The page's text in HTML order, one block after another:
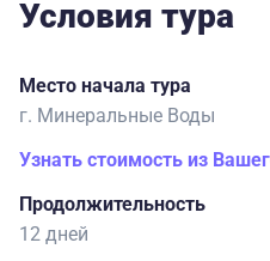
Условия тура
Место начала тура
г. Минеральные Воды
Узнать стоимость из
Продолжительность
12 дней